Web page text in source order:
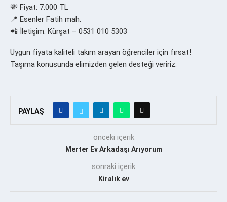
💸 Fiyat: 7.000 TL
📍 Esenler Fatih mah.
📲 İletişim: Kürşat – 0531 010 5303
Uygun fiyata kaliteli takım arayan öğrenciler için fırsat!
Taşıma konusunda elimizden gelen desteği veririz.
PAYLAŞ
önceki içerik
Merter Ev Arkadaşı Arıyorum
sonraki içerik
Kiralık ev